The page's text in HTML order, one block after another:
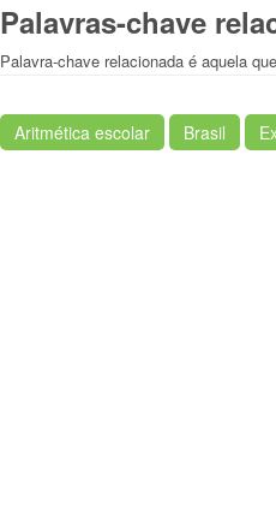
Palavras-chave
Palavra-chave relacionada é aquela
Aritmética escolar Brasil